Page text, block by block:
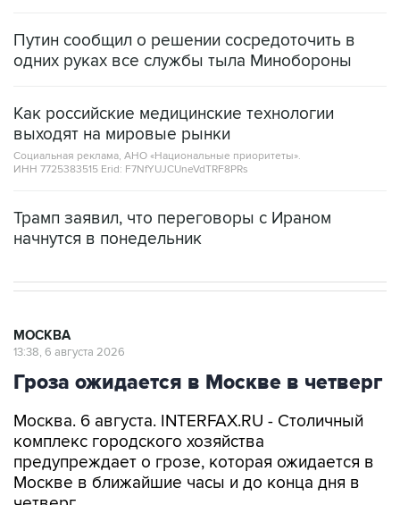
Путин сообщил о решении сосредоточить в
одних руках все службы тыла Минобороны
Как российские медицинские технологии
выходят на мировые рынки
Социальная реклама, АНО «Национальные приоритеты».
ИНН 7725383515 Erid: F7NfYUJCUneVdTRF8PRs
Трамп заявил, что переговоры с Ираном
начнутся в понедельник
МОСКВА
13:38, 6 августа 2026
Гроза ожидается в Москве в четверг
Москва. 6 августа. INTERFAX.RU - Столичный
комплекс городского хозяйства
предупреждает о грозе, которая ожидается в
Москве в ближайшие часы и до конца дня в